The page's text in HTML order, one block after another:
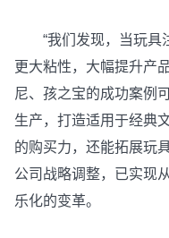
“我们发现，当玩具
更大粘性，大幅提升产
尼、孩之宝的成功案例
生产，打造适用于经典
的购买力，还能拓展玩
公司战略调整，已实现
乐化的变革。